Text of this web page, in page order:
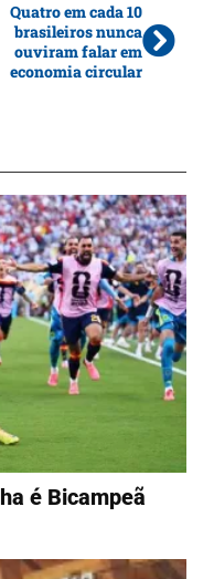
Quatro em cada 10
brasileiros nunca
ouviram falar em
economia circular
é Bicampeã